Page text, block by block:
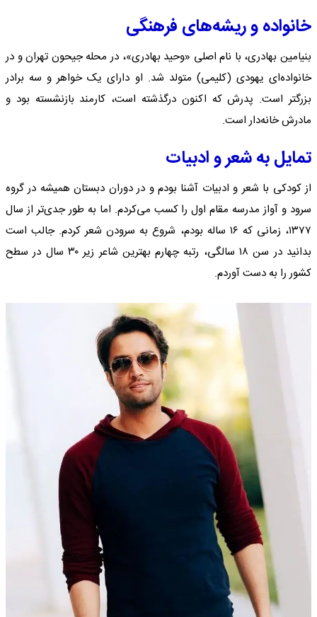
خانواده و ریشه‌های فرهنگی
بنیامین بهادری، با نام اصلی «وحید بهادری»، در محله جیحون تهران و در
خانواده‌ای یهودی (کلیمی) متولد شد. او دارای یک خواهر و سه برادر
بزرگتر است. پدرش که اکنون درگذشته است، کارمند بازنشسته بود و
مادرش خانه‌دار است.
تمایل به شعر و ادبیات
از کودکی با شعر و ادبیات آشنا بودم و در دوران دبستان همیشه در گروه
سرود و آواز مدرسه مقام اول را کسب می‌کردم. اما به طور جدی‌تر از سال
۱۳۷۷، زمانی که ۱۶ ساله بودم، شروع به سرودن شعر کردم. جالب است
بدانید در سن ۱۸ سالگی، رتبه چهارم بهترین شاعر زیر ۳۰ سال در سطح
کشور را به دست آوردم.